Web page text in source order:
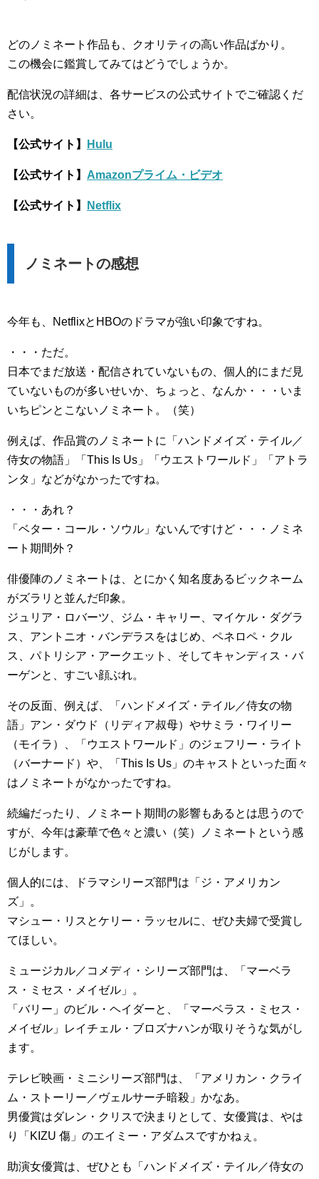
どのノミネート作品も、クオリティの高い作品ばかり。
この機会に鑑賞してみてはどうでしょうか。
配信状況の詳細は、各サービスの公式サイトでご確認くだ
さい。
【公式サイト】 Hulu
【公式サイト】 Amazonプライム・ビデオ
【公式サイト】 Netflix
ノミネートの感想
今年も、NetflixとHBOのドラマが強い印象ですね。
・・・ただ。
日本でまだ放送・配信されていないもの、個人的にまだ見
ていないものが多いせいか、ちょっと、なんか・・・いま
いちピンとこないノミネート。（笑）
例えば、作品賞のノミネートに「ハンドメイズ・テイル／
侍女の物語」「This Is Us」「ウエストワールド」「アトラ
ンタ」などがなかったですね。
・・・あれ？
「ベター・コール・ソウル」ないんですけど・・・ノミネ
ート期間外？
俳優陣のノミネートは、とにかく知名度あるビックネーム
がズラリと並んだ印象。
ジュリア・ロバーツ、ジム・キャリー、マイケル・ダグラ
ス、アントニオ・バンデラスをはじめ、ペネロペ・クル
ス、パトリシア・アークエット、そしてキャンディス・バ
ーゲンと、すごい顔ぶれ。
その反面、例えば、「ハンドメイズ・テイル／侍女の物
語」アン・ダウド（リディア叔母）やサミラ・ワイリー
（モイラ）、「ウエストワールド」のジェフリー・ライト
（バーナード）や、「This Is Us」のキャストといった面々
はノミネートがなかったですね。
続編だったり、ノミネート期間の影響もあるとは思うので
すが、今年は豪華で色々と濃い（笑）ノミネートという感
じがします。
個人的には、ドラマシリーズ部門は「ジ・アメリカン
ズ」。
マシュー・リスとケリー・ラッセルに、ぜひ夫婦で受賞し
てほしい。
ミュージカル／コメディ・シリーズ部門は、「マーベラ
ス・ミセス・メイゼル」。
「バリー」のビル・ヘイダーと、「マーベラス・ミセス・
メイゼル」レイチェル・ブロズナハンが取りそうな気がし
ます。
テレビ映画・ミニシリーズ部門は、「アメリカン・クライ
ム・ストーリー／ヴェルサーチ暗殺」かなあ。
男優賞はダレン・クリスで決まりとして、女優賞は、やは
り「KIZU 傷」のエイミー・アダムスですかねぇ。
助演女優賞は、ぜひとも「ハンドメイズ・テイル／侍女の